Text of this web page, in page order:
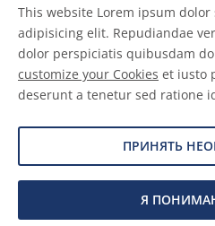
This website Lorem ipsum
adipisicing elit. Repudiandae
dolor perspiciatis quibusdam
customize your Cookies et iusto
deserunt a tenetur sed ratione
ПРИНЯТЬ
Я
2026 Allnex Netherlands B.V.
Общие условия
Отказ от ответственности
Сведения о файлах cookie
Защита данных